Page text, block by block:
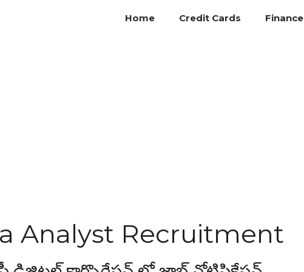
Home Credit Cards Finance
Analyst Recruitment